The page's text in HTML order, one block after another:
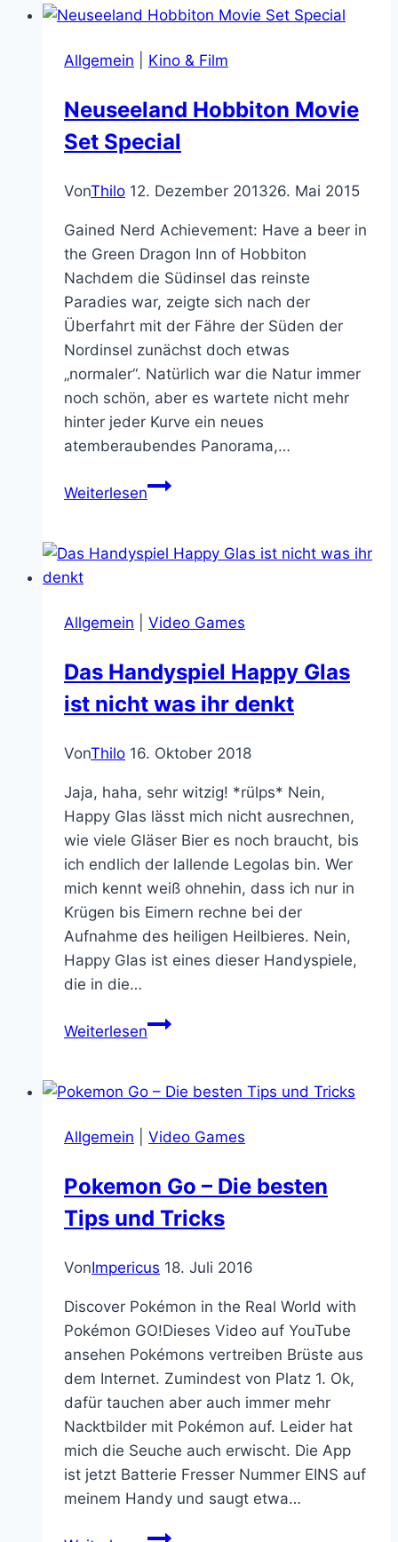
auf
Fall
ist
Allgemein Kino & Film
Neuseeland Hobbiton Movie
Set Special
VonThilo 12. Dezember 201326. Mai 2015
Gained Nerd Achievement: Have a beer in
the Green Dragon Inn of Hobbiton
Nachdem die Südinsel das reinste
Paradies war, zeigte sich nach der
Überfahrt mit der Fähre der Süden der
Nordinsel zunächst doch etwas
„normaler“. Natürlich war die Natur immer
noch schön, aber es wartete nicht mehr
hinter jeder Kurve ein neues
atemberaubendes Panorama,…
WeiterlesenNeuseeland
Set
Allgemein Video Games
Das Handyspiel Happy Glas
ist nicht was ihr denkt
VonThilo 16. Oktober 2018
Jaja, haha, sehr witzig! *rülps* Nein,
Happy Glas lässt mich nicht ausrechnen,
wie viele Gläser Bier es noch braucht, bis
ich endlich der lallende Legolas bin. Wer
mich kennt weiß ohnehin, dass ich nur in
Krügen bis Eimern rechne bei der
Aufnahme des heiligen Heilbieres. Nein,
Happy Glas ist eines dieser Handyspiele,
die in die…
WeiterlesenDas
Glas
nicht
ihr
denkt
Allgemein Video Games
Pokemon Go – Die besten
Tips und Tricks
VonImpericus 18. Juli 2016
Discover Pokémon in the Real World with
Pokémon GO!Dieses Video auf YouTube
ansehen Pokémons vertreiben Brüste aus
dem Internet. Zumindest von Platz 1. Ok,
dafür tauchen aber auch immer mehr
Nacktbilder mit Pokémon auf. Leider hat
mich die Seuche auch erwischt. Die App
ist jetzt Batterie Fresser Nummer EINS auf
meinem Handy und saugt etwa…
Pokemon